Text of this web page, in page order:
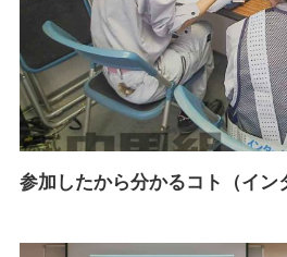
参加したから分かるコト（イン